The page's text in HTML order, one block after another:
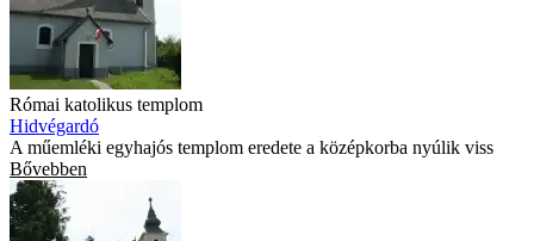
Római katolikus templom
Hidvégardó
A műemléki egyhajós templom eredete a középkorba nyúlik viss
Bővebben